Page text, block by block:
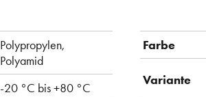
Polypropylen,
Polyamid
-20 °C bis +80 °C
Farbe
Variante